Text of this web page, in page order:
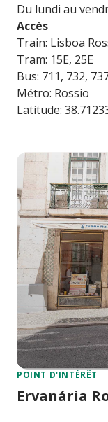
Du lundi au
Accès
Train: Lisboa
Tram: 15E, 25E
Bus: 711, 732,
Métro: Rossio
Latitude:
POINT D'INTÉRÊT
Ervanária